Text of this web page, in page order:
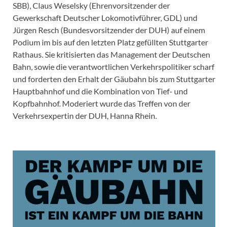
SBB), Claus Weselsky (Ehrenvorsitzender der
Gewerkschaft Deutscher Lokomotivführer, GDL) und
Jürgen Resch (Bundesvorsitzender der DUH) auf einem
Podium im bis auf den letzten Platz gefüllten Stuttgarter
Rathaus. Sie kritisierten das Management der Deutschen
Bahn, sowie die verantwortlichen Verkehrspolitiker scharf
und forderten den Erhalt der Gäubahn bis zum Stuttgarter
Hauptbahnhof und die Kombination von Tief- und
Kopfbahnhof. Moderiert wurde das Treffen von der
Verkehrsexpertin der DUH, Hanna Rhein.